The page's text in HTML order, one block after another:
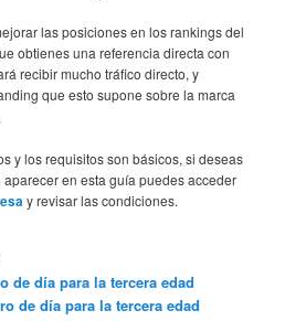
las posiciones en los rankings del
obtienes una referencia directa con
recibir mucho tráfico directo, y
que esto supone sobre la marca
y los requisitos son básicos, si deseas
en esta guía puedes acceder
y revisar las condiciones.
de día para la tercera edad
de día para la tercera edad